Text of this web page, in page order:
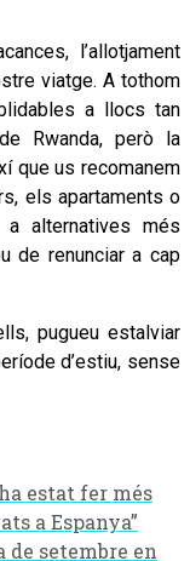
l’allotjament
viatge. A tothom
a llocs tan
Rwanda, però la
que us recomanem
els apartaments o
a alternatives més
de renunciar a cap
pugueu estalviar
d’estiu, sense
estat fer més
a Espanya”
de setembre en